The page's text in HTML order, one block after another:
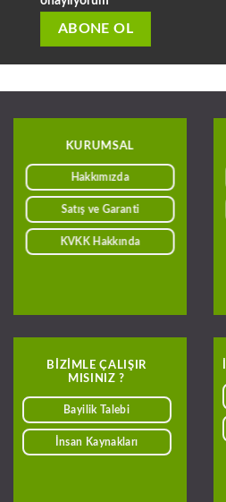
KURUMSAL
Hakkımızda
Satış ve Garanti
KVKK Hakkında
BIZIMLE ÇALIŞIR
MISINIZ ?
Bayilik Talebi
İnsan Kaynakları